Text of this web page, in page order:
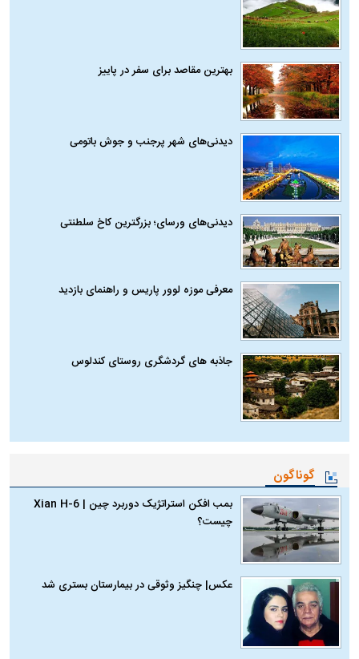
بهترین مقاصد برای سفر در پاییز
دیدنی‌های شهر پرجنب و جوش باتومی
دیدنی‌های ورسای؛ بزرگترین کاخ سلطنتی
معرفی موزه لوور پاریس و راهنمای بازدید
جاذبه های گردشگری روستای کندلوس
گوناگون
بمب افکن استراتژیک دوربرد چین | Xian H-6
چیست؟
عکس| چنگیز وثوقی در بیمارستان بستری شد